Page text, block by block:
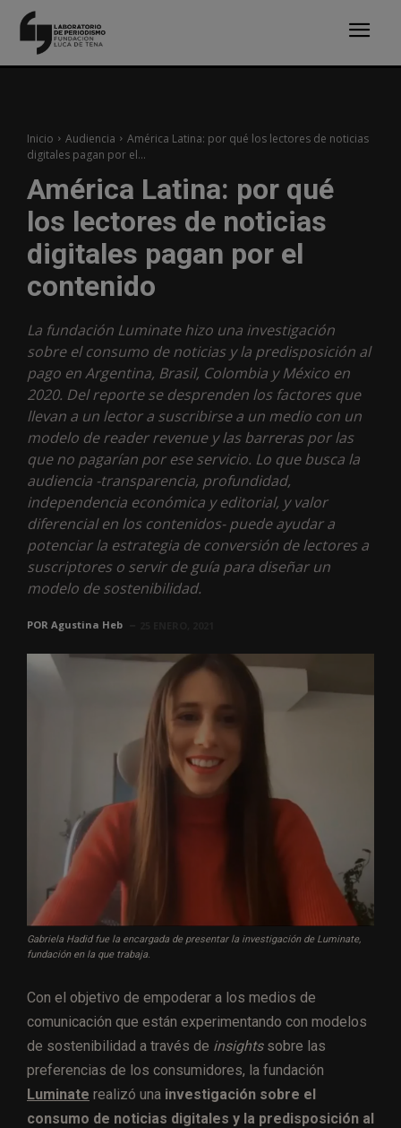
Inicio Audiencia
América Latina: por qué los lectores de noticias
digitales pagan por el...
América Latina: por qué
los lectores de noticias
digitales pagan por el
contenido
La fundación Luminate hizo una investigación
sobre el consumo de noticias y la predisposición al
pago en Argentina, Brasil, Colombia y México en
2020. Del reporte se desprenden los factores que
llevan a un lector a suscribirse a un medio con un
modelo de reader revenue y las barreras por las
que no pagarían por ese servicio. Lo que busca la
audiencia -transparencia, profundidad,
independencia económica y editorial, y valor
diferencial en los contenidos- puede ayudar a
potenciar la estrategia de conversión de lectores a
suscriptores o servir de guía para diseñar un
modelo de sostenibilidad.
POR Agustina Heb
Gabriela Hadid fue la encargada de presentar la investigación de Luminate,
fundación en la que trabaja.
Con el objetivo de empoderar a los medios de
comunicación que están experimentando con modelos
de sostenibilidad a través de insightssobre las
preferencias de los consumidores, la fundación
Luminate realizó una investigación sobre el
consumo de noticias digitales y la predisposición al